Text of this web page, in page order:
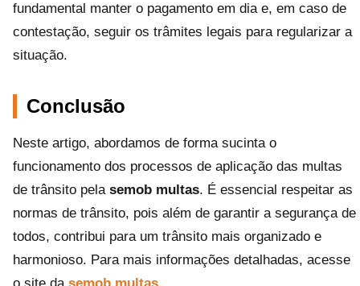
fundamental manter o pagamento em dia e, em caso de
contestação, seguir os trâmites legais para regularizar a
situação.
Conclusão
Neste artigo, abordamos de forma sucinta o
funcionamento dos processos de aplicação das multas
de trânsito pela semob multas. É essencial respeitar as
normas de trânsito, pois além de garantir a segurança de
todos, contribui para um trânsito mais organizado e
harmonioso. Para mais informações detalhadas, acesse